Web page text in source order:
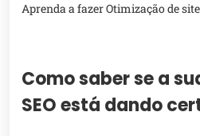
Aprenda a fazer Otimização de
Como saber se a
SEO está dando